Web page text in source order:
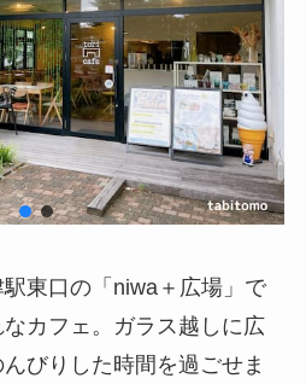
駅東口の「niwa＋広場」で
カフェ。ガラス越しに広
びりした時間を過ごせま